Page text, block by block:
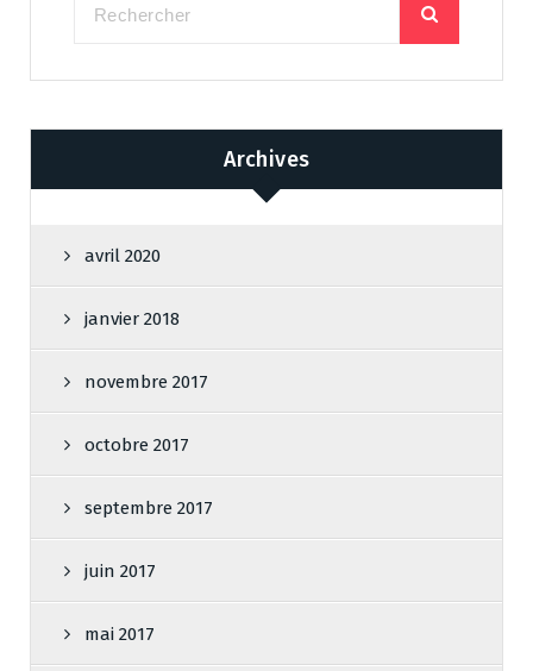
Archives
avril 2020
janvier 2018
novembre 2017
octobre 2017
septembre 2017
juin 2017
mai 2017